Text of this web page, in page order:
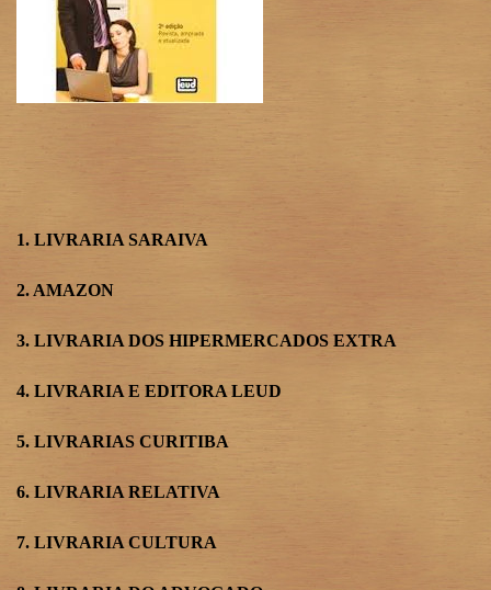
1. LIVRARIA SARAIVA
2. AMAZON
3. LIVRARIA DOS HIPERMERCADOS EXTRA
4. LIVRARIA E EDITORA LEUD
5. LIVRARIAS CURITIBA
6. LIVRARIA RELATIVA
7. LIVRARIA CULTURA